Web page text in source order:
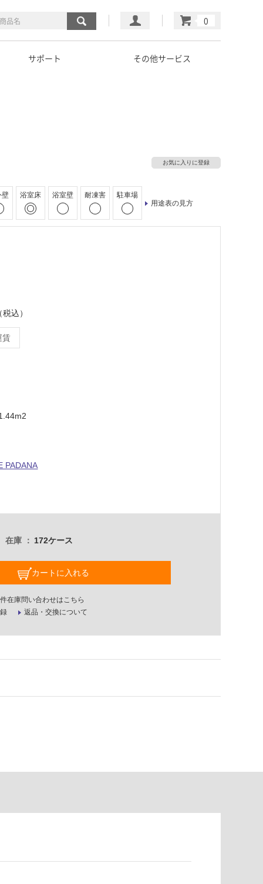
マイページ
カート
サポート その他サービス
お気に入りに登録
壁 浴室床 浴室壁 耐凍害
駐車場
用途表の見方
込）
賃
PADANA
在庫 172ケース
カートに入れる
在庫問い合わせはこちら
返品・交換について